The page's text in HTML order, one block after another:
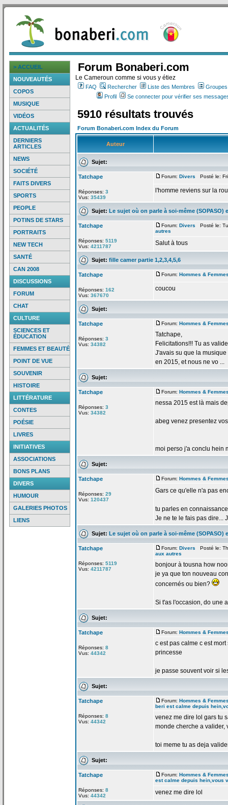
> ACCUEIL
NOUVEAUTÉS
COPOS
MUSIQUE
VIDÉOS
ACTUALITÉS
DERNIERS
ARTICLES
NEWS
SOCIÉTÉ
FAITS DIVERS
SPORTS
PEOPLE
POTINS DE STARS
PORTRAITS
NEW TECH
SANTÉ
CAN 2008
DISCUSSIONS
FORUM
CHAT
CULTURE
SCIENCES ET
ÉDUCATION
FEMMES ET BEAUTÉ
POINT DE VUE
SOUVENIR
HISTOIRE
LITTÉRATURE
CONTES
POÉSIE
LIVRES
INITIATIVES
ASSOCIATIONS
BONS PLANS
DIVERS
HUMOUR
GALERIES PHOTOS
LIENS
Forum Bonaberi.com
Le Cameroun comme si vous y étiez
FAQ Rechercher Liste des Membres
Profil
Se connecter pour vérifier ses
5910 résultats trouvés
Forum Bonaberi.com Index du Forum
Auteur
Sujet:
Tatchape
Réponses: 3
Vus: 35439
Forum: Divers Posté le:
l'homme reviens sur la
Sujet: Le sujet où on parle à soi-même (SOPASO)
Tatchape
Réponses: 5119
Vus: 4211787
Forum: Divers Posté le:
autres
Salut à tous
Sujet: fille camer partie 1,2,3,4,5,6
Tatchape
Réponses: 162
Vus: 367670
Forum: Hommes &
coucou
Sujet:
Tatchape
Réponses: 3
Vus: 34382
Forum: Hommes &
Tatchape,
Felicitations!!! Tu as
J'avais su que la musique
en 2015, et nous ne vo ...
Sujet:
Tatchape
Réponses: 3
Vus: 34382
Forum: Hommes &
nessa 2015 est là mais
abeg venez presentez
moi perso j'a conclu hein
Sujet:
Tatchape
Réponses: 29
Vus: 120437
Forum: Hommes &
Gars ce qu'elle n'a pas
tu parles en
Je ne te le fais pas dire...
Sujet: Le sujet où on parle à soi-même (SOPASO)
Tatchape
Réponses: 5119
Vus: 4211787
Forum: Divers Posté le:
aux autres
bonjour à tousna how
je ya que ton nouveau
concernés ou bien?
Si t'as l'occasion, do une
Sujet:
Tatchape
Réponses: 8
Vus: 44342
Forum: Hommes &
c est pas calme c est
princesse
je passe souvent voir si
Sujet:
Tatchape
Réponses: 8
Vus: 44342
Forum: Hommes &
beri est calme depuis
venez me dire lol gars tu
monde cherche a valider,
toi meme tu as deja
Sujet:
Tatchape
Réponses: 8
Vus: 44342
Forum: Hommes &
est calme depuis hein,vous v
venez me dire lol